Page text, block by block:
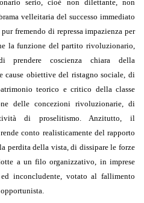
serio, cioè non dilettante, non
velleitaria del successo immediato
fremendo di repressa impazienza per
la funzione del partito rivoluzionario,
coscienza chiara della
cause obiettive del ristagno sociale, di
teorico e critico della classe
delle concezioni rivoluzionarie, di
di proselitismo. Anzitutto, il
conto realisticamente del rapporto
perdita della vista, di dissipare le forze
a un filo organizzativo, in imprese
inconcludente, votato al fallimento